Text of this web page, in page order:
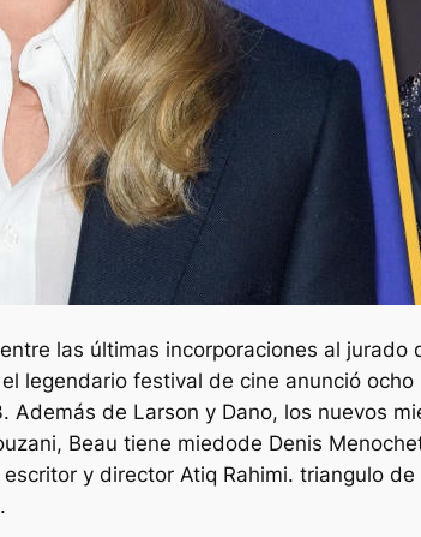
las últimas incorporaciones al
legendario festival de cine anunció
de Larson y Dano, los nuevos
Beau tiene miedode Denis
y director Atiq Rahimi. triangulo de